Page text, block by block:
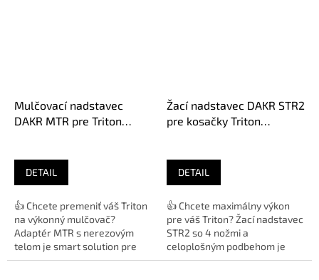
Mulčovací nadstavec
DAKR MTR pre Triton
DETAIL
👍 Chcete premeniť váš Triton
na výkonný mulčovač?
Adaptér MTR s nerezovým
telom je smart solution pre
ekologické kosenie trávy bez...
Žací nadstavec DAKR STR2
pre kosačky Triton
DETAIL
👍 Chcete maximálny výkon
pre váš Triton? Žací nadstavec
STR2 so 4 nožmi a
celoplošným podbehom je
smart solution pre precízne